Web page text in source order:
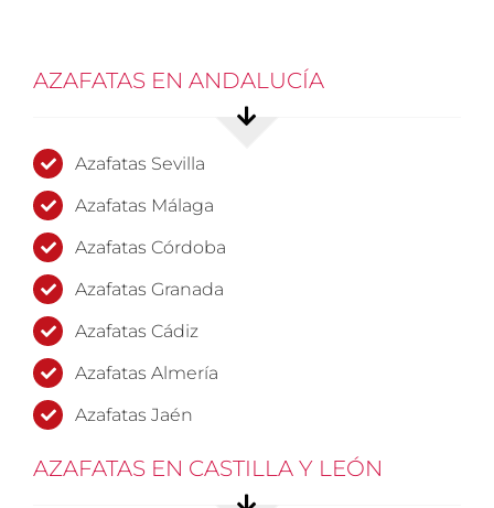
AZAFATAS EN ANDALUCÍA
Azafatas Sevilla
Azafatas Málaga
Azafatas Córdoba
Azafatas Granada
Azafatas Cádiz
Azafatas Almería
Azafatas Jaén
AZAFATAS EN CASTILLA Y LEÓN